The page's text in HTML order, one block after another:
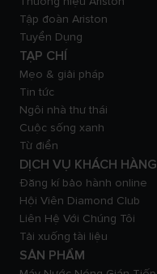
Tập đoàn Ariston
Tuyển Dụng
TẠP CHÍ
Mẹo & giải pháp
Tin tức
Ngôi nhà thư thái
Cuộc sống xanh
Từ điển
DỊCH VỤ KHÁCH HÀNG
Đăng kí bảo hành online
Hội Viên Diamond Club
Liên Hệ Với Chúng Tôi
Tải xuống tài liệu
SẢN PHẨM